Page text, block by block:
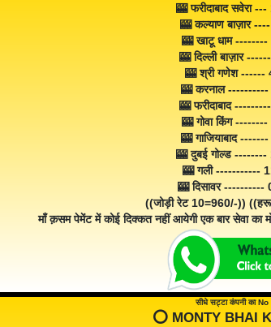
🎰 फरीदाबाद सवेरा
🎰 कल्याण बाज़ार
🎰 खाटू धाम
🎰 दिल्ली बाज़ार
🎰 श्री गणेश ------
🎰 करनाल
🎰 फरीदाबाद
🎰 गोवा किंग
🎰 गाजियाबाद
🎰 दुबई गोल्ड
🎰 गली -----------
🎰 दिसावर
((जोड़ी रेट 10=960/-))
माँ क़सम पेमेंट में कोई दिक्कत नहीं आयेगी एक बार सेवा का
सीधे सट्टा कंपनी का No
⭕️ MONTY BHAI